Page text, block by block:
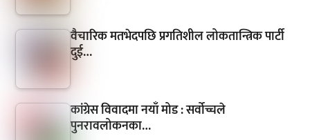
वैचारिक मतभेदपछि प्रगतिशील लोकतान्त्रिक पार्टी
दुई…
कांग्रेस विवादमा नयाँ मोड : सर्वोच्चले
पुनरावलोकनका…